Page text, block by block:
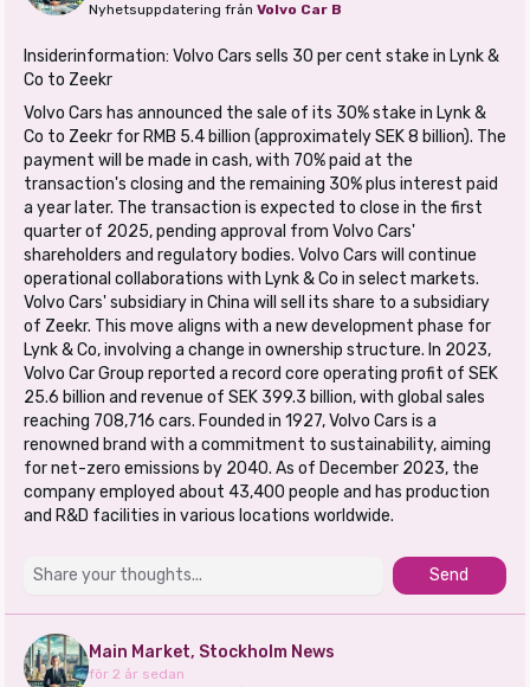
Nyhetsuppdatering från Volvo Car B
Insiderinformation: Volvo Cars sells 30 per cent stake in Lynk &
Co to Zeekr
Volvo Cars has announced the sale of its 30% stake in Lynk &
Co to Zeekr for RMB 5.4 billion (approximately SEK 8 billion). The
payment will be made in cash, with 70% paid at the
transaction's closing and the remaining 30% plus interest paid
a year later. The transaction is expected to close in the first
quarter of 2025, pending approval from Volvo Cars'
shareholders and regulatory bodies. Volvo Cars will continue
operational collaborations with Lynk & Co in select markets.
Volvo Cars' subsidiary in China will sell its share to a subsidiary
of Zeekr. This move aligns with a new development phase for
Lynk & Co, involving a change in ownership structure. In 2023,
Volvo Car Group reported a record core operating profit of SEK
25.6 billion and revenue of SEK 399.3 billion, with global sales
reaching 708,716 cars. Founded in 1927, Volvo Cars is a
renowned brand with a commitment to sustainability, aiming
for net-zero emissions by 2040. As of December 2023, the
company employed about 43,400 people and has production
and R&D facilities in various locations worldwide.
Send
Main Market, Stockholm News
för 2 år sedan